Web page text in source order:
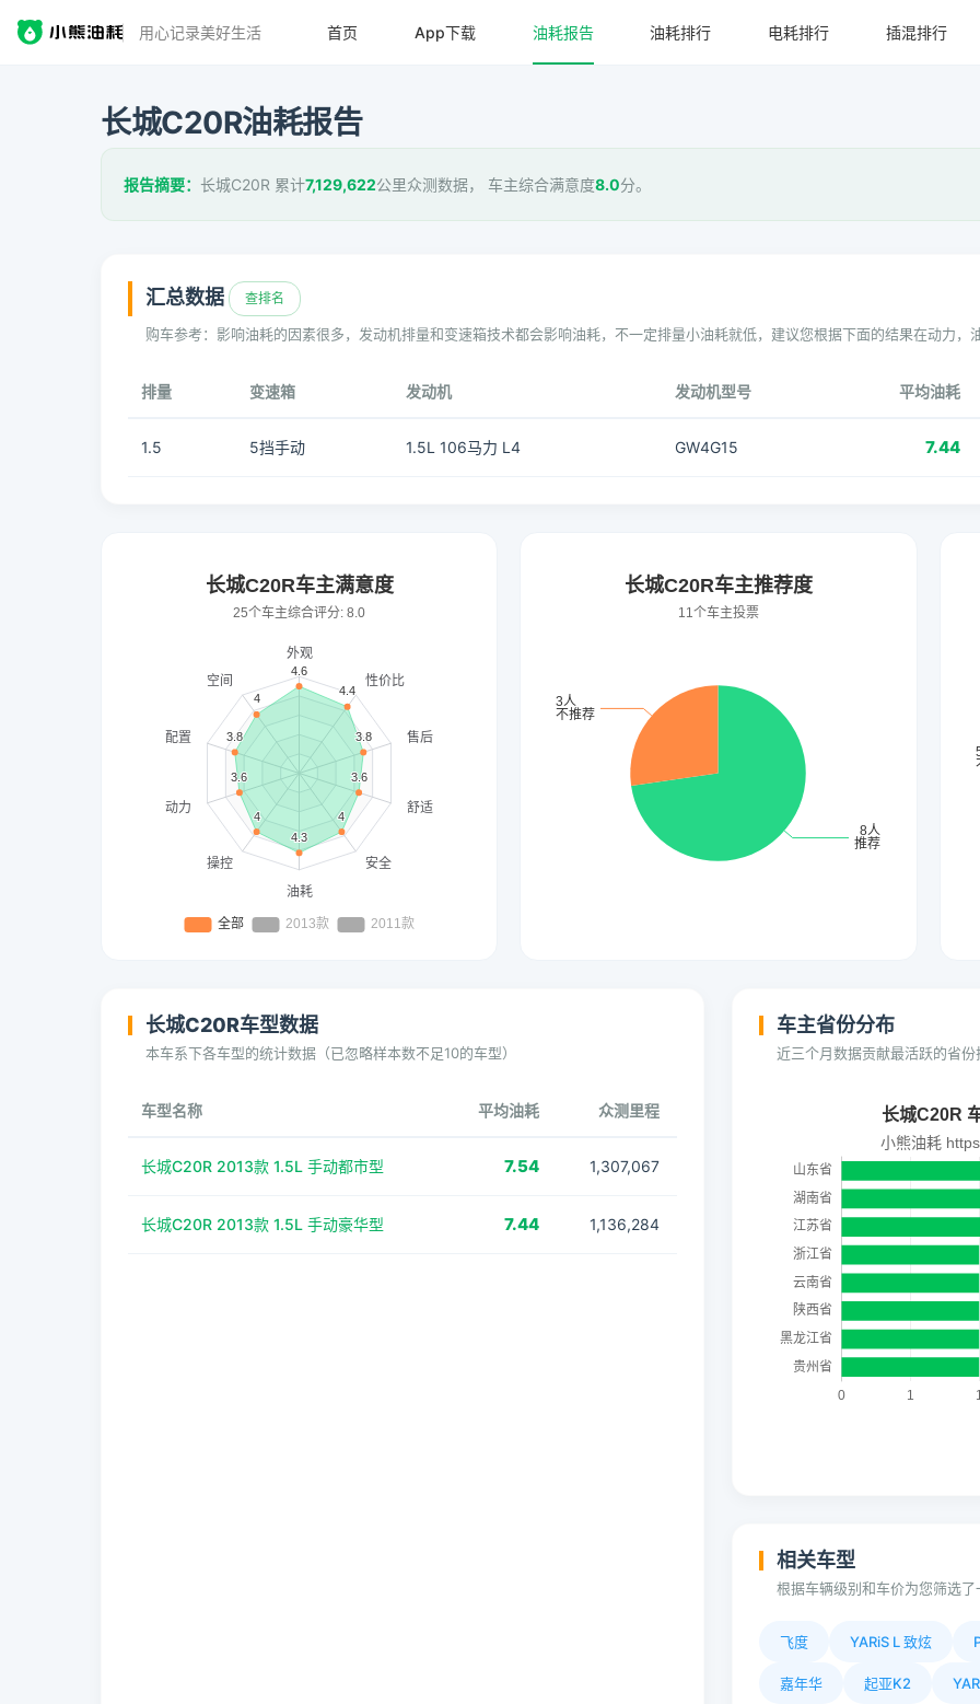
用心记录美好生活 首页 App下载 油耗报告 油耗排行 电耗排行 插混排行
长城C20R油耗报告
报告摘要： 长城C20R 累计7,129,622公里众测数据， 车主综合满意度8.0分。
汇总数据 查排名
购车参考：影响油耗的因素很多，发动机排量和变速箱技术都会影响油耗，不一定排量小油耗就低，建议您根据下面的结果在动力
排量 变速箱 发动机 发动机型号 平均油耗
1.5 5挡手动 1.5L 106马力 L4 GW4G15 7.44
长城C20R车型数据
本车系下各车型的统计数据（已忽略样本数不足10的车型）
车型名称 平均油耗 众测里程
长城C20R 2013款 1.5L 手动都市型 7.54 1,307,067
长城C20R 2013款 1.5L 手动豪华型 7.44 1,136,284
车主省份分布
近三个月数据贡献最活跃的省份
相关车型
根据车辆级别和车价为您筛选
飞度 YARiS L 致炫
嘉年华 起亚K2